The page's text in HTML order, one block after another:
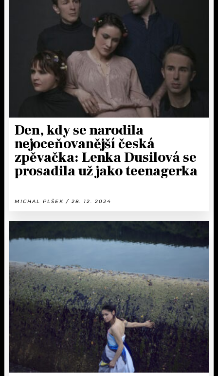
#NEBUDUDOMA
MIX
OSTATNÍ
PLAYLIST
JAK NALADIT
SOUTĚŽE
Den, kdy se narodila
nejoceňovanější česká
zpěvačka: Lenka Dusilová se
prosadila už jako teenagerka
MICHAL PLŠEK / 28. 12. 2024